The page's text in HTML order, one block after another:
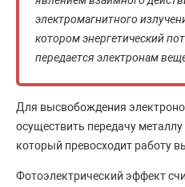
электромагнитного
котором энергетический
передается электронам
Для высвобождения
осуществить передачу
который превосходит работу
Фотоэлектрический эффект